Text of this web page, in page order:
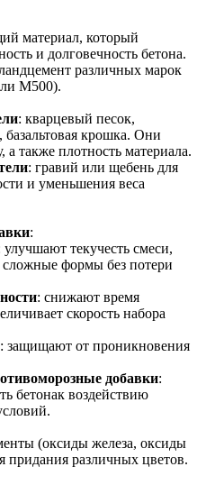
материал, который
и долговечность бетона.
различных марок
М500).
: кварцевый песок,
крошка. Они
а также плотность материала.
: гравий или щебень для
и уменьшения веса
:
улучшают текучесть смеси,
сложные формы без потери
: снижают время
скорость набора
: защищают от проникновения
добавки:
бетонак воздействию
(оксиды железа, оксиды
придания различных цветов.